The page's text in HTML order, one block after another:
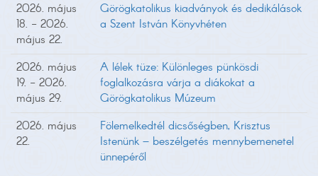
2026. május
18. - 2026.
május 22.
Görögkatolikus kiadványok és dedikálások
a Szent István Könyvhéten
2026. május
19. - 2026.
május 29.
A lélek tüze: Különleges pünkösdi
foglalkozásra várja a diákokat a
Görögkatolikus Múzeum
2026. május
22.
Fölemelkedtél dicsőségben, Krisztus
Istenünk – beszélgetés mennybemenetel
ünnepéről